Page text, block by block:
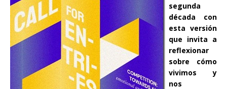
segunda
década con
esta versión
que invita a
reflexionar
sobre cómo
vivimos y
nos